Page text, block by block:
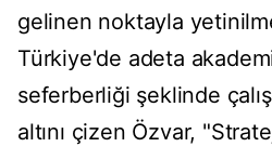
gelinen noktayla
Türkiye'de adeta
seferberliği şeklinde
altını çizen Özvar,